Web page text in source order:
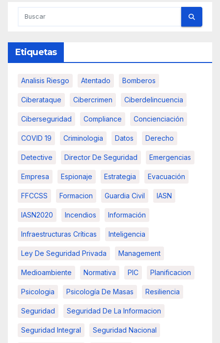
Etiquetas
Analisis Riesgo Atentado Bomberos
Ciberataque Cibercrimen Ciberdelincuencia
Ciberseguridad Compliance Concienciación
COVID 19 Criminologia Datos Derecho
Detective Director De Seguridad Emergencias
Empresa Espionaje Estrategia Evacuación
FFCCSS Formacion Guardia Civil IASN
IASN2020 Incendios Información
Infraestructuras Críticas Inteligencia
Ley De Seguridad Privada Management
Medioambiente Normativa PIC Planificacion
Psicologia Psicología De Masas Resiliencia
Seguridad Seguridad De La Informacion
Seguridad Integral Seguridad Nacional